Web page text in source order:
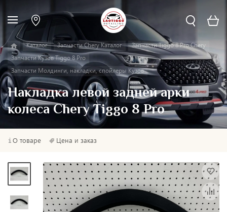
Каталог Запчасти Chery Каталог
Запчасти Tiggo 8 Pro Chery
Запчасти Кузов Tiggo 8 Pro
Запчасти Молдинги, накладки, спойлеры Кузов
Накладка левой задней арки
колеса Chery Tiggo 8 Pro
О товаре Цена и заказ